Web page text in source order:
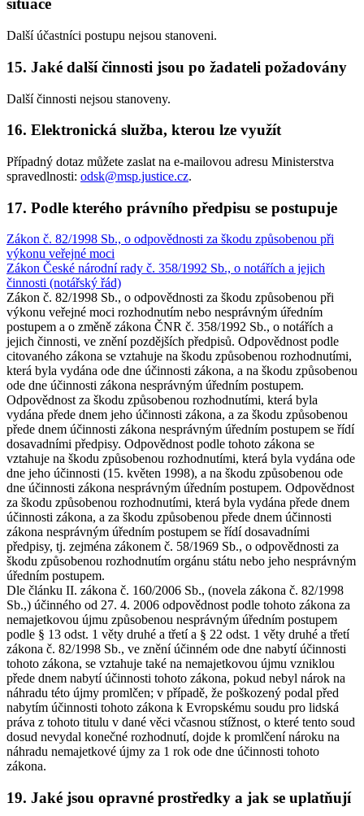
situace
Další účastníci postupu nejsou stanoveni.
15. Jaké další činnosti jsou po žadateli požadovány
Další činnosti nejsou stanoveny.
16. Elektronická služba, kterou lze využít
Případný dotaz můžete zaslat na e-mailovou adresu Ministerstva
spravedlnosti: odsk@msp.justice.cz.
17. Podle kterého právního předpisu se postupuje
Zákon č. 82/1998 Sb., o odpovědnosti za škodu způsobenou při
výkonu veřejné moci
Zákon České národní rady č. 358/1992 Sb., o notářích a jejich
činnosti (notářský řád)
Zákon č. 82/1998 Sb., o odpovědnosti za škodu způsobenou při
výkonu veřejné moci rozhodnutím nebo nesprávným úředním
postupem a o změně zákona ČNR č. 358/1992 Sb., o notářích a
jejich činnosti, ve znění pozdějších předpisů. Odpovědnost podle
citovaného zákona se vztahuje na škodu způsobenou rozhodnutími,
která byla vydána ode dne účinnosti zákona, a na škodu způsobenou
ode dne účinnosti zákona nesprávným úředním postupem.
Odpovědnost za škodu způsobenou rozhodnutími, která byla
vydána přede dnem jeho účinnosti zákona, a za škodu způsobenou
přede dnem účinnosti zákona nesprávným úředním postupem se řídí
dosavadními předpisy. Odpovědnost podle tohoto zákona se
vztahuje na škodu způsobenou rozhodnutími, která byla vydána ode
dne jeho účinnosti (15. květen 1998), a na škodu způsobenou ode
dne účinnosti zákona nesprávným úředním postupem. Odpovědnost
za škodu způsobenou rozhodnutími, která byla vydána přede dnem
účinnosti zákona, a za škodu způsobenou přede dnem účinnosti
zákona nesprávným úředním postupem se řídí dosavadními
předpisy, tj. zejména zákonem č. 58/1969 Sb., o odpovědnosti za
škodu způsobenou rozhodnutím orgánu státu nebo jeho nesprávným
úředním postupem.
Dle článku II. zákona č. 160/2006 Sb., (novela zákona č. 82/1998
Sb.,) účinného od 27. 4. 2006 odpovědnost podle tohoto zákona za
nemajetkovou újmu způsobenou nesprávným úředním postupem
podle § 13 odst. 1 věty druhé a třetí a § 22 odst. 1 věty druhé a třetí
zákona č. 82/1998 Sb., ve znění účinném ode dne nabytí účinnosti
tohoto zákona, se vztahuje také na nemajetkovou újmu vzniklou
přede dnem nabytí účinnosti tohoto zákona, pokud nebyl nárok na
náhradu této újmy promlčen; v případě, že poškozený podal před
nabytím účinnosti tohoto zákona k Evropskému soudu pro lidská
práva z tohoto titulu v dané věci včasnou stížnost, o které tento soud
dosud nevydal konečné rozhodnutí, dojde k promlčení nároku na
náhradu nemajetkové újmy za 1 rok ode dne účinnosti tohoto
zákona.
19. Jaké jsou opravné prostředky a jak se uplatňují